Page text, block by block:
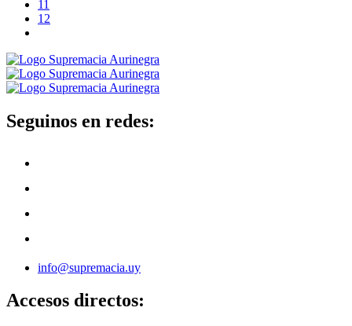
11
12
Seguinos en redes:
info@supremacia.uy
Accesos directos: